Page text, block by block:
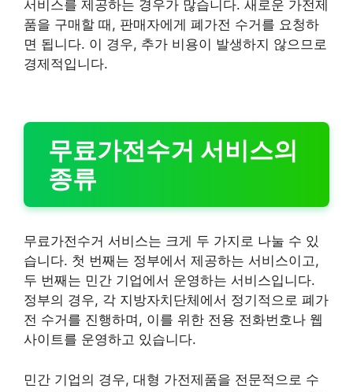
서비스를 제공하는 경우가 많습니다. 새로운 가전제
품을 구매할 때, 판매자에게 폐가전 수거를 요청하
면 됩니다. 이 경우, 추가 비용이 발생하지 않으므로
경제적입니다.
무료가전수거 서비스의
종류
무료가전수거 서비스는 크게 두 가지로 나눌 수 있
습니다. 첫 번째는 정부에서 제공하는 서비스이고,
두 번째는 민간 기업에서 운영하는 서비스입니다.
정부의 경우, 각 지방자치단체에서 정기적으로 폐가
전 수거를 진행하며, 이를 위한 전용 전화번호나 웹
사이트를 운영하고 있습니다.
민간 기업의 경우, 대형 가전제품을 전문적으로 수